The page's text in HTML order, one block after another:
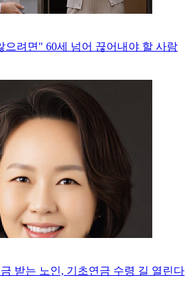
으려면" 60세 넘어 끊어내야 할 사람
받는 노인, 기초연금 수령 길 열린다